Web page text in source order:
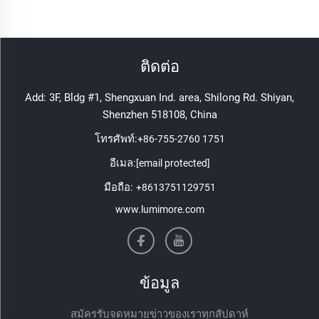
ติดต่อ
Add: 3F, Bldg #1, Shengxuan Ind. area, Shilong Rd. Shiyan,
Shenzhen 518108, China
โทรศัพท์:+86-755-2760 1751
อีเมล:[email protected]
มือถือ: +8613751129751
www.lumimore.com
ข้อมูล
สมัครรับจดหมายข่าวของเราทุกสัปดาห์